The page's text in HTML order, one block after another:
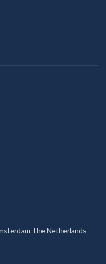
The Netherlands